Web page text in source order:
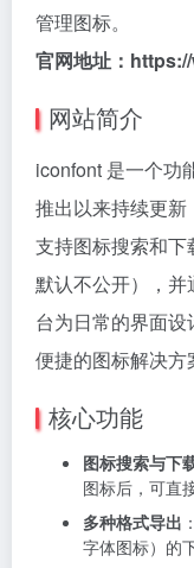
管理图标。
官网地址：
网站简介
iconfont 是一个功
推出以来持续更
支持图标搜索和
默认不公开），
台为日常的界面
便捷的图标解决方
核心功能
图标搜索与下
图标后，可直
多种格式导出
字体图标）的